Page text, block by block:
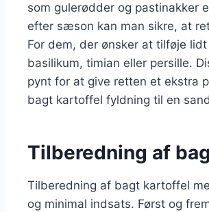
som gulerødder og pastinakker
efter sæson kan man sikre, at
For dem, der ønsker at tilføje
basilikum, timian eller persille.
pynt for at give retten et ekstra
bagt kartoffel fyldning til en
Tilberedning af
Tilberedning af bagt kartoffel
og minimal indsats. Først og